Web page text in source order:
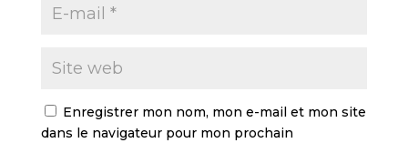
Enregistrer mon nom, mon e-mail et mon site
dans le navigateur pour mon prochain